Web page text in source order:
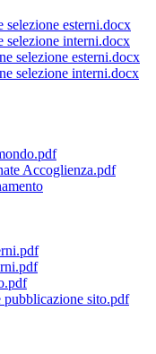
selezione esterni.docx
selezione interni.docx
selezione esterni.docx
selezione interni.docx
Accoglienza.pdf
pubblicazione sito.pdf